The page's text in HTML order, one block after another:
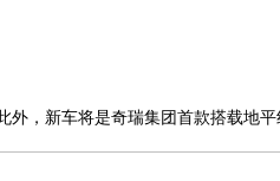
，新车将是奇瑞集团首款搭载地